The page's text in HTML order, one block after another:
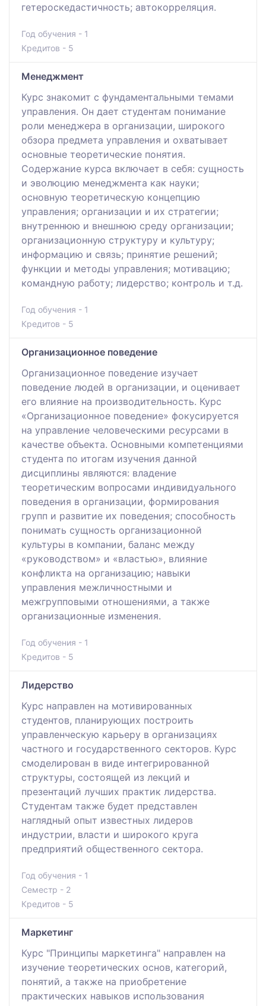
гетероскедастичность; автокорреляция.
Год обучения - 1
Кредитов - 5
Менеджмент
Курс знакомит с фундаментальными темами
управления. Он дает студентам понимание
роли менеджера в организации, широкого
обзора предмета управления и охватывает
основные теоретические понятия.
Содержание курса включает в себя: сущность
и эволюцию менеджмента как науки;
основную теоретическую концепцию
управления; организации и их стратегии;
внутреннюю и внешнюю среду организации;
организационную структуру и культуру;
информацию и связь; принятие решений;
функции и методы управления; мотивацию;
командную работу; лидерство; контроль и т.д.
Год обучения - 1
Кредитов - 5
Организационное поведение
Организационное поведение изучает
поведение людей в организации, и оценивает
его влияние на производительность. Курс
«Организационное поведение» фокусируется
на управление человеческими ресурсами в
качестве объекта. Основными компетенциями
студента по итогам изучения данной
дисциплины являются: владение
теоретическим вопросами индивидуального
поведения в организации, формирования
групп и развитие их поведения; способность
понимать сущность организационной
культуры в компании, баланс между
«руководством» и «властью», влияние
конфликта на организацию; навыки
управления межличностными и
межгрупповыми отношениями, а также
организационные изменения.
Год обучения - 1
Кредитов - 5
Лидерство
Курс направлен на мотивированных
студентов, планирующих построить
управленческую карьеру в организациях
частного и государственного секторов. Курс
смоделирован в виде интегрированной
структуры, состоящей из лекций и
презентаций лучших практик лидерства.
Студентам также будет представлен
наглядный опыт известных лидеров
индустрии, власти и широкого круга
предприятий общественного сектора.
Год обучения - 1
Семестр - 2
Кредитов - 5
Маркетинг
Курс "Принципы маркетинга" направлен на
изучение теоретических основ, категорий,
понятий, а также на приобретение
практических навыков использования